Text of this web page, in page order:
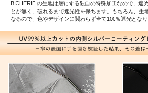
BICHERIE.の生地は層にする独自の特殊加工なので、遮
とが無く、破れるまで遮光性を保ちます。もちろん、生
なるので、色やデザインに関わらず全て100％遮光となり